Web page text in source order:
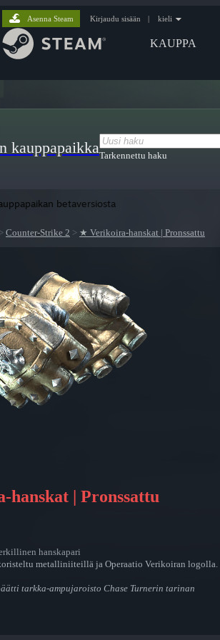
KAUPPA
Asenna Steam Kirjaudu sisään | kieli
kauppapaikkaTarkennettu haku
betaversiosta
> Counter-Strike 2 > ★ Verikoira-hanskat | Pronssattu
| Pronssattu
hanskapari
metalliniiteillä ja Operaatio Verikoiran
tarkka-ampujaroisto Chase Turnerin tarinan